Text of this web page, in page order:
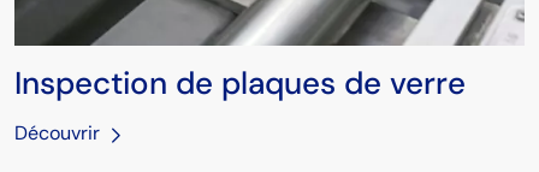
Inspection de plaques de verre
Découvrir